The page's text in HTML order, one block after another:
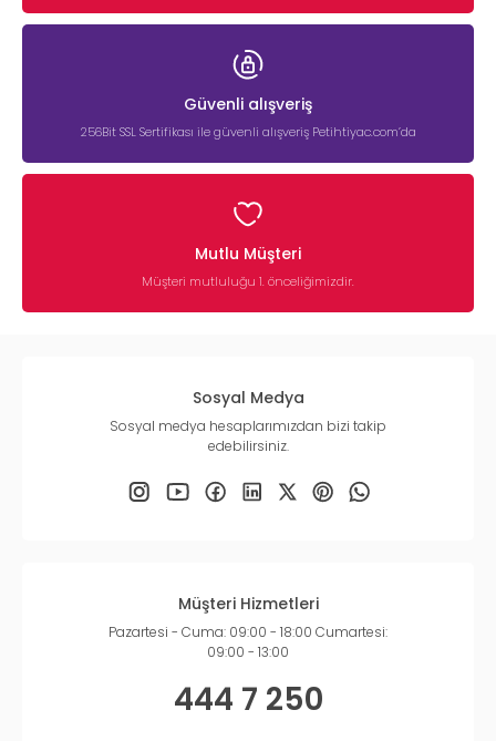
Güvenli alışveriş
256Bit SSL Sertifikası ile güvenli alışveriş Petihtiyac.com’da
Mutlu Müşteri
Müşteri mutluluğu 1. önceliğimizdir.
Sosyal Medya
Sosyal medya hesaplarımızdan bizi takip
edebilirsiniz.
Müşteri Hizmetleri
Pazartesi - Cuma: 09:00 - 18:00 Cumartesi:
09:00 - 13:00
444 7 250